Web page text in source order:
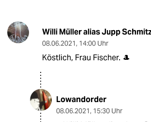
Willi Müller alias Jupp
08.06.2021, 14:00 Uhr
Köstlich, Frau Fischer. 🎩
Lowandorder
08.06.2021, 15:30 Uhr